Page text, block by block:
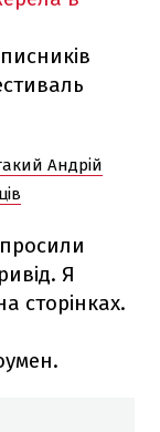
Андрій
Я
сторінках.